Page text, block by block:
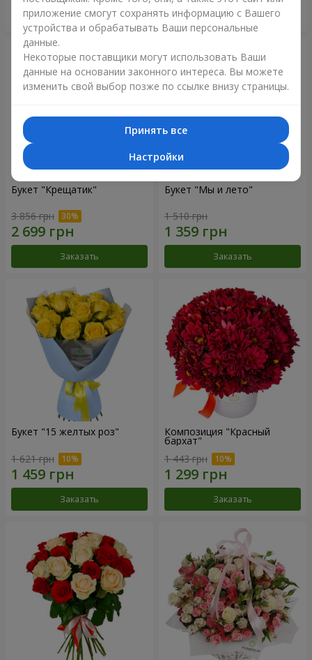
Заказать Заказать
Букет "Крещатик"
3 856 грн
Заказать
Букет "Мы и лето"
1 510 грн
Заказать
Букет "15 желтых роз"
1 621 грн
Заказать
Композиция "Красный
бархат"
1 443 грн
Заказать
приложение смогут сохранять информацию с Вашего
устройства и обрабатывать Ваши персональные
данные.
Некоторые поставщики могут использовать Ваши
данные на основании законного интереса. Вы можете
изменить свой выбор позже по ссылке внизу страницы.
Принять все
Настройки